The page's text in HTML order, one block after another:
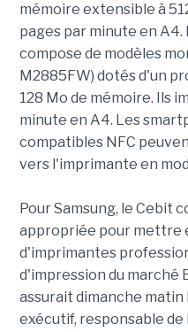
mémoire extensible à
pages par minute en A4.
compose de modèles
M2885FW) dotés d'un
128 Mo de mémoire. Ils
minute en A4. Les
compatibles NFC
vers l'imprimante en
Pour Samsung, le Cebit
appropriée pour mettre
d'imprimantes
d'impression du marché
assurait dimanche
exécutif, responsable